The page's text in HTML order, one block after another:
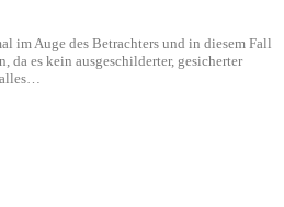
im Auge des Betrachters und in diesem Fall
da es kein ausgeschilderter, gesicherter
alles…